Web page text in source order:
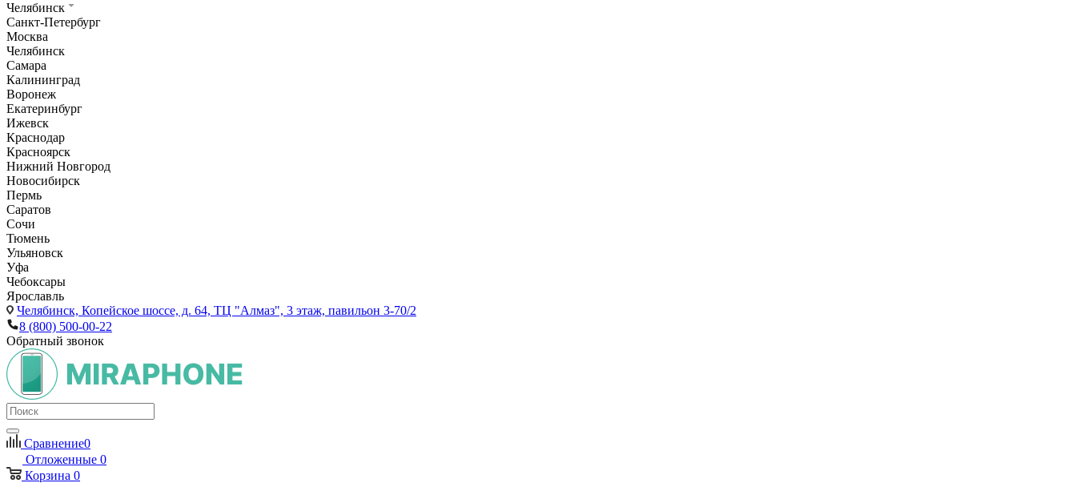
Челябинск
Санкт-Петербург
Москва
Челябинск
Самара
Калининград
Воронеж
Екатеринбург
Ижевск
Краснодар
Красноярск
Нижний Новгород
Новосибирск
Пермь
Саратов
Сочи
Тюмень
Ульяновск
Уфа
Чебоксары
Ярославль
Челябинск, Копейское шоссе, д. 64, ТЦ "Алмаз", 3 этаж, павильон 3-70/2
8 (800) 500-00-22
Обратный звонок
Сравнение0
Отложенные 0
Корзина 0